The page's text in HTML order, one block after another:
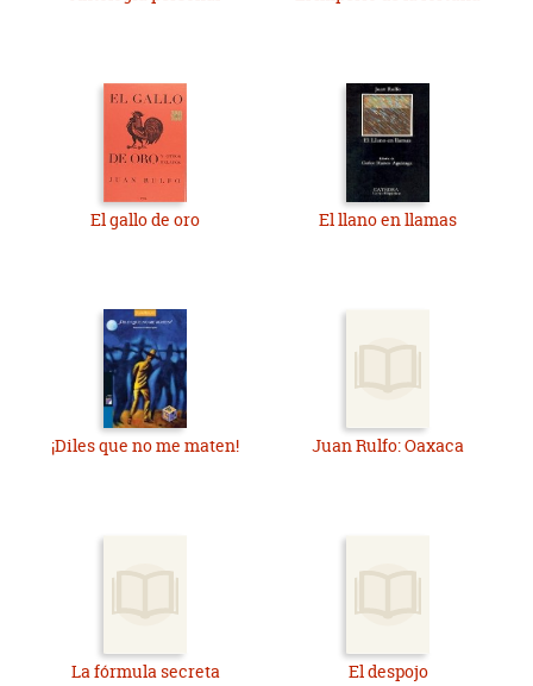
significativo. Y es que el odio y el rencor forman un páramo
para la esperanza.
El gallo de oro El llano en llamas
¡Diles que no me maten! Juan Rulfo: Oaxaca
La fórmula secreta El despojo